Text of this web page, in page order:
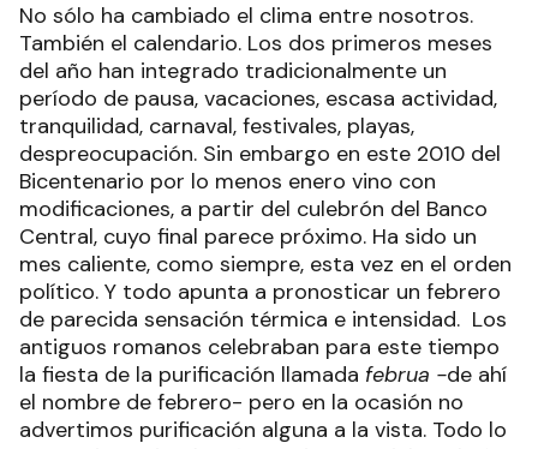
No sólo ha cambiado el clima entre nosotros.
También el calendario. Los dos primeros meses
del año han integrado tradicionalmente un
período de pausa, vacaciones, escasa actividad,
tranquilidad, carnaval, festivales, playas,
despreocupación. Sin embargo en este 2010 del
Bicentenario por lo menos enero vino con
modificaciones, a partir del culebrón del Banco
Central, cuyo final parece próximo. Ha sido un
mes caliente, como siempre, esta vez en el orden
político. Y todo apunta a pronosticar un febrero
de parecida sensación térmica e intensidad. Los
antiguos romanos celebraban para este tiempo
la fiesta de la purificación llamada februa -de ahí
el nombre de febrero- pero en la ocasión no
advertimos purificación alguna a la vista. Todo lo